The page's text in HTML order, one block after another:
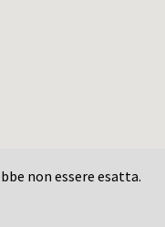
non essere esatta.